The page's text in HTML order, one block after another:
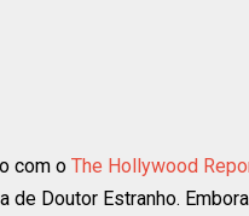
com o The Hollywood
de Doutor Estranho.